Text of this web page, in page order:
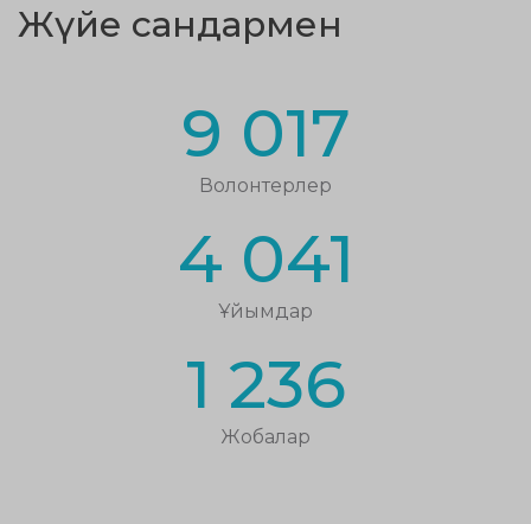
Жүйе сандармен
9 017
Волонтерлер
4 041
Ұйымдар
1 236
Жобалар